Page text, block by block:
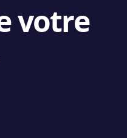
votre